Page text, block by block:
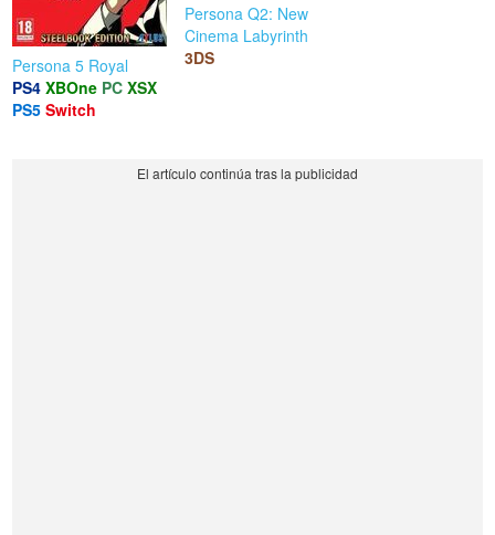
Persona 5 Royal
PS4 XBOne PC XSX
PS5 Switch
Persona Q2: New
Cinema Labyrinth
3DS